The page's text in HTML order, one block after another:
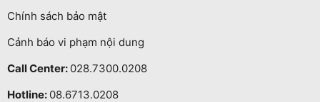
Chính sách bảo mật
Cảnh báo vi phạm nội dung
Call Center: 028.7300.0208
Hotline: 08.6713.0208